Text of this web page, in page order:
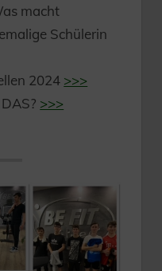
macht
Schülerin
2024 >>>
>>>